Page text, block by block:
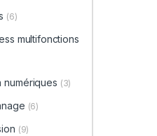
(6)
multifonctions
numériques (3)
(6)
(9)